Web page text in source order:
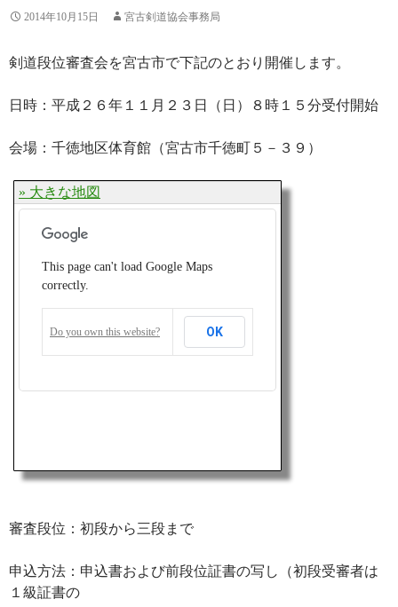
2014年10月15日 宮古剣道協会事務局
剣道段位審査会を宮古市で下記のとおり開催します。
日時：平成２６年１１月２３日（日）８時１５分受付開始
会場：千徳地区体育館（宮古市千徳町５－３９）
» 大きな地図
This page can't load Google Maps
correctly.
Do you own this website? OK
審査段位：初段から三段まで
申込方法：申込書および前段位証書の写し（初段受審者は
１級証書の